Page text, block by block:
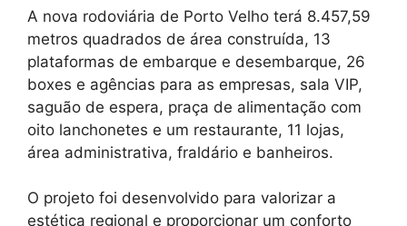
A nova rodoviária de Porto Velho terá 8.457,59
metros quadrados de área construída, 13
plataformas de embarque e desembarque, 26
boxes e agências para as empresas, sala VIP,
saguão de espera, praça de alimentação com
oito lanchonetes e um restaurante, 11 lojas,
área administrativa, fraldário e banheiros.
O projeto foi desenvolvido para valorizar a
estética regional e proporcionar um conforto